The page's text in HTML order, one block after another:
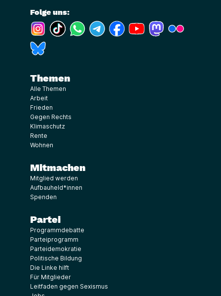
Folge uns:
(Link öffnet ein neues Fenster)
(Link öffnet ein neues Fenster)
(Link öffnet ein neues Fenster)
(Link öffnet ein neues Fenster)
(Link öffnet ein neues Fenster)
(Link öffnet ein neues
(Link öffnet ein
Themen
Alle Themen
Arbeit
Frieden
Gegen Rechts
Klimaschutz
Rente
Wohnen
Mitmachen
Mitglied werden
Aufbauheld*innen
Spenden
Partei
Programmdebatte
Parteiprogramm
Parteidemokratie
Politische Bildung
Die Linke hilft
Für Mitglieder
Leitfaden gegen Sexismus